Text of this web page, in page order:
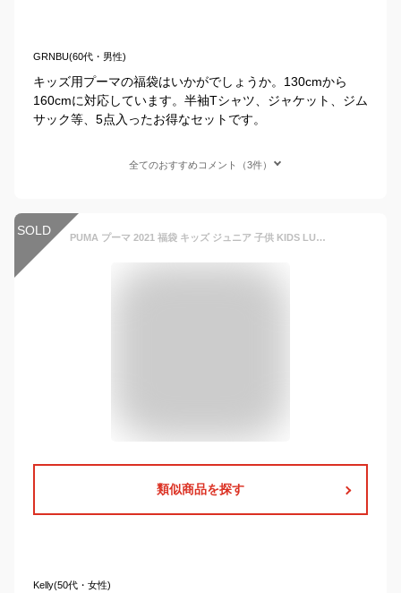
GRNBU(60代・男性)
キッズ用プーマの福袋はいかがでしょうか。130cmから
160cmに対応しています。半袖Tシャツ、ジャケット、ジム
サック等、5点入ったお得なセットです。
全てのおすすめコメント（3件）
SOLD PUMA プーマ 2021 福袋 キッズ ジュニア 子供 KIDS LUCKY BAG 6点セット BLACK 92132601 (130, Black)
類似商品を探す
Kelly(50代・女性)